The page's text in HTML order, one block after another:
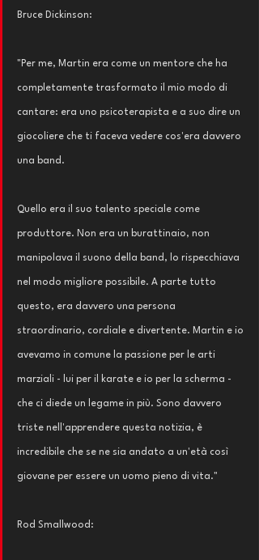
Bruce Dickinson:
"Per me, Martin era come un mentore che ha
completamente trasformato il mio modo di
cantare: era uno psicoterapista e a suo dire un
giocoliere che ti faceva vedere cos'era davvero
una band.
Quello era il suo talento speciale come
produttore. Non era un burattinaio, non
manipolava il suono della band, lo rispecchiava
nel modo migliore possibile. A parte tutto
questo, era davvero una persona
straordinario, cordiale e divertente. Martin e io
avevamo in comune la passione per le arti
marziali - lui per il karate e io per la scherma -
che ci diede un legame in più. Sono davvero
triste nell'apprendere questa notizia, è
incredibile che se ne sia andato a un'età così
giovane per essere un uomo pieno di vita."
Rod Smallwood: